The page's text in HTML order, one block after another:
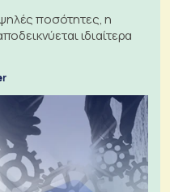
ποσότητες, η
ιδιαίτερα